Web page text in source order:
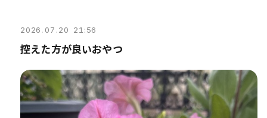
2026 . 07. 20 21:56
控えた方が良いおやつ